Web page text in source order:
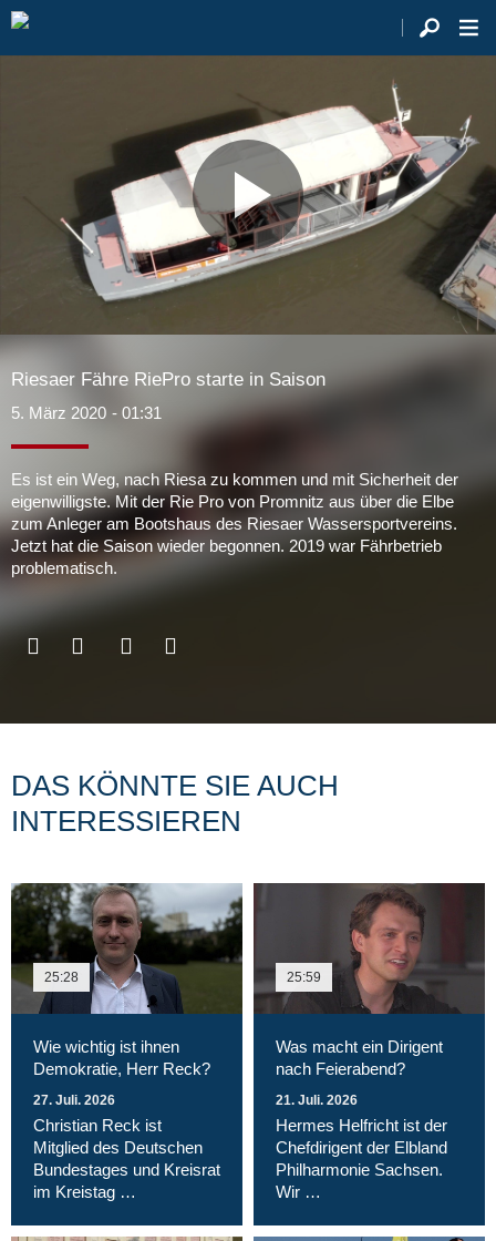
Video
Riesaer Fähre RiePro starte in Saison
5. März 2020 - 01:31
Es ist ein Weg, nach Riesa zu kommen und mit Sicherheit der
eigenwilligste. Mit der Rie Pro von Promnitz aus über die Elbe
zum Anleger am Bootshaus des Riesaer Wassersportvereins.
Jetzt hat die Saison wieder begonnen. 2019 war Fährbetrieb
problematisch.
DAS KÖNNTE SIE AUCH
INTERESSIEREN
25:28
Wie wichtig ist ihnen
Demokratie, Herr Reck?
27. Juli. 2026
Christian Reck ist
Mitglied des Deutschen
Bundestages und Kreisrat
im Kreistag …
25:59
Was macht ein Dirigent
nach Feierabend?
21. Juli. 2026
Hermes Helfricht ist der
Chefdirigent der Elbland
Philharmonie Sachsen.
Wir …